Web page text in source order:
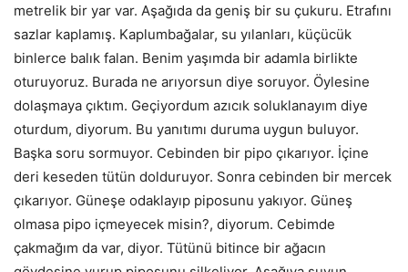
metrelik bir yar var. Aşağıda da geniş bir su çukuru. Etrafını
sazlar kaplamış. Kaplumbağalar, su yılanları, küçücük
binlerce balık falan. Benim yaşımda bir adamla birlikte
oturuyoruz. Burada ne arıyorsun diye soruyor. Öylesine
dolaşmaya çıktım. Geçiyordum azıcık soluklanayım diye
oturdum, diyorum. Bu yanıtımı duruma uygun buluyor.
Başka soru sormuyor. Cebinden bir pipo çıkarıyor. İçine
deri keseden tütün dolduruyor. Sonra cebinden bir mercek
çıkarıyor. Güneşe odaklayıp piposunu yakıyor. Güneş
olmasa pipo içmeyecek misin?, diyorum. Cebimde
çakmağım da var, diyor. Tütünü bitince bir ağacın